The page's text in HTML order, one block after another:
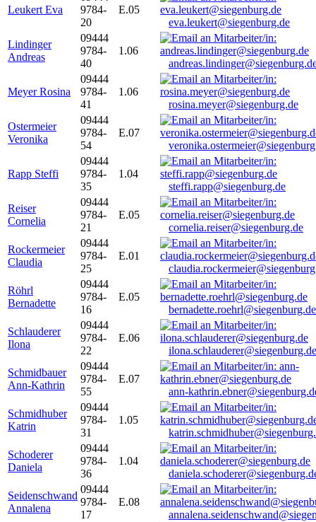
Leukert Eva
9784-
20
E.05
eva.leukert@siegenburg.de
Lindinger
Andreas
09444
9784-
40
1.06
Meyer Rosina
09444
9784-
41
1.06
rosina.meyer@siegenburg.de
Ostermeier
Veronika
09444
9784-
54
E.07
Rapp Steffi
09444
9784-
35
1.04
steffi.rapp@siegenburg.de
Reiser
Cornelia
09444
9784-
21
E.05
cornelia.reiser@siegenburg.de
Rockermeier
Claudia
09444
9784-
25
E.01
Röhrl
Bernadette
09444
9784-
16
E.05
bernadette.roehrl@siegenburg.de
Schlauderer
Ilona
09444
9784-
22
E.06
ilona.schlauderer@siegenburg.de
Schmidbauer
Ann-Kathrin
09444
9784-
55
E.07
ann-
Schmidhuber
Katrin
09444
9784-
31
1.05
Schoderer
Daniela
09444
9784-
36
1.04
Seidenschwand
Annalena
09444
9784-
17
E.08